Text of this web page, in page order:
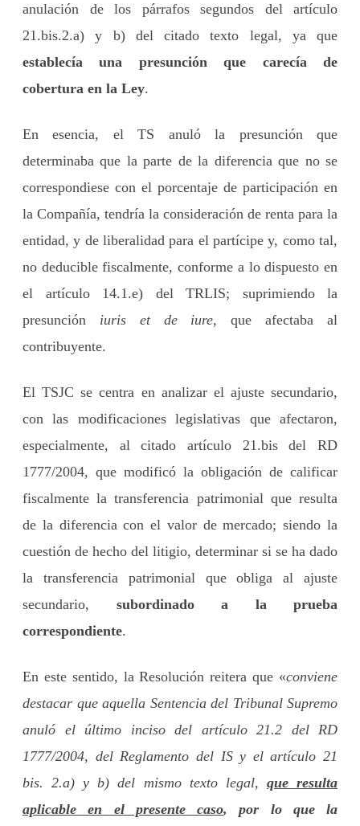
anulación de los párrafos segundos del artículo
21.bis.2.a) y b) del citado texto legal, ya que
establecía una presunción que carecía de
cobertura en la Ley.
En esencia, el TS anuló la presunción que
determinaba que la parte de la diferencia que no se
correspondiese con el porcentaje de participación en
la Compañía, tendría la consideración de renta para la
entidad, y de liberalidad para el partícipe y, como tal,
no deducible fiscalmente, conforme a lo dispuesto en
el artículo 14.1.e) del TRLIS; suprimiendo la
presunción iuris et de iure, que afectaba al
contribuyente.
El TSJC se centra en analizar el ajuste secundario,
con las modificaciones legislativas que afectaron,
especialmente, al citado artículo 21.bis del RD
1777/2004, que modificó la obligación de calificar
fiscalmente la transferencia patrimonial que resulta
de la diferencia con el valor de mercado; siendo la
cuestión de hecho del litigio, determinar si se ha dado
la transferencia patrimonial que obliga al ajuste
secundario, subordinado a la prueba
correspondiente.
En este sentido, la Resolución reitera que «conviene
destacar que aquella Sentencia del Tribunal Supremo
anuló el último inciso del artículo 21.2 del RD
1777/2004, del Reglamento del IS y el artículo 21
bis. 2.a) y b) del mismo texto legal, que resulta
aplicable en el presente caso, por lo que la